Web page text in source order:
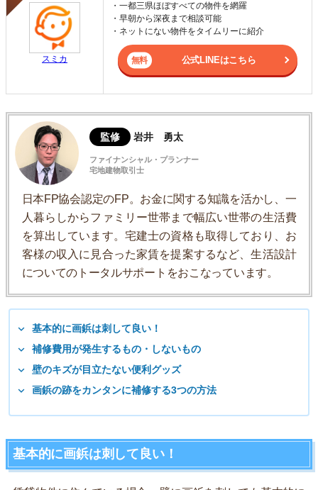
スミカ
・一都三県ほぼすべての物件を網羅
・早朝から深夜まで相談可能
・ネットにない物件をタイムリーに紹介
公式LINEはこちら
監修 岩井 勇太
ファイナンシャル・プランナー
宅地建物取引士
日本FP協会認定のFP。お金に関する知識を活かし、一
人暮らしからファミリー世帯まで幅広い世帯の生活費
を算出しています。宅建士の資格も取得しており、お
客様の収入に見合った家賃を提案するなど、生活設計
についてのトータルサポートをおこなっています。
基本的に画鋲は刺して良い！
補修費用が発生するもの・しないもの
壁のキズが目立たない便利グッズ
画鋲の跡をカンタンに補修する3つの方法
基本的に画鋲は刺して良い！